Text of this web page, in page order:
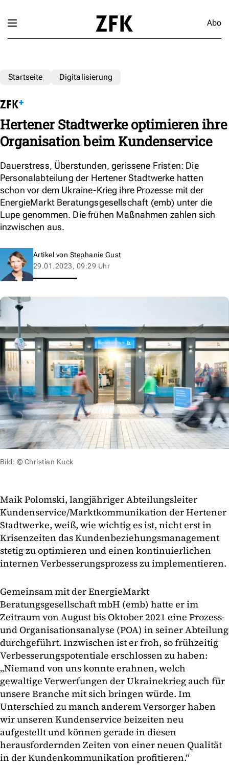
Abo
Startseite Digitalisierung
Hertener Stadtwerke optimieren ihre
Organisation beim Kundenservice
Dauerstress, Überstunden, gerissene Fristen: Die
Personalabteilung der Hertener Stadtwerke hatten
schon vor dem Ukraine-Krieg ihre Prozesse mit der
EnergieMarkt Beratungsgesellschaft (emb) unter die
Lupe genommen. Die frühen Maßnahmen zahlen sich
inzwischen aus.
Artikel von Stephanie Gust
29.01.2023, 09:29 Uhr
Bild: © Christian Kuck
Maik Polomski, langjähriger Abteilungsleiter
Kundenservice/Marktkommunikation der Hertener
Stadtwerke, weiß, wie wichtig es ist, nicht erst in
Krisenzeiten das Kundenbeziehungsmanagement
stetig zu optimieren und einen kontinuierlichen
internen Verbesserungsprozess zu implementieren.
Gemeinsam mit der EnergieMarkt
Beratungsgesellschaft mbH (emb) hatte er im
Zeitraum von August bis Oktober 2021 eine Prozess-
und Organisationsanalyse (POA) in seiner Abteilung
durchgeführt. Inzwischen ist er froh, so frühzeitig
Verbesserungspotentiale erschlossen zu haben:
„Niemand von uns konnte erahnen, welch
gewaltige Verwerfungen der Ukrainekrieg auch für
unsere Branche mit sich bringen würde. Im
Unterschied zu manch anderem Versorger haben
wir unseren Kundenservice beizeiten neu
aufgestellt und können gerade in diesen
herausfordernden Zeiten von einer neuen Qualität
in der Kundenkommunikation profitieren.“